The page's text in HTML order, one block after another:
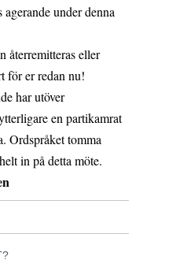
under denna
återremitteras eller
för er redan nu!
har utöver
en partikamrat
Ordspråket tomma
in på detta möte.